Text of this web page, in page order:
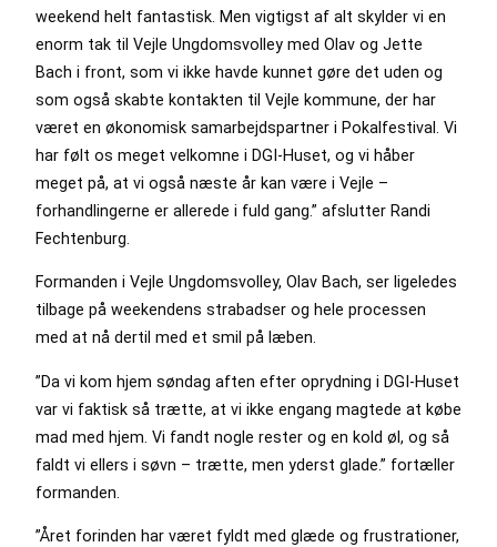
weekend helt fantastisk. Men vigtigst af alt skylder vi en
enorm tak til Vejle Ungdomsvolley med Olav og Jette
Bach i front, som vi ikke havde kunnet gøre det uden og
som også skabte kontakten til Vejle kommune, der har
været en økonomisk samarbejdspartner i Pokalfestival. Vi
har følt os meget velkomne i DGI-Huset, og vi håber
meget på, at vi også næste år kan være i Vejle –
forhandlingerne er allerede i fuld gang.” afslutter Randi
Fechtenburg.
Formanden i Vejle Ungdomsvolley, Olav Bach, ser ligeledes
tilbage på weekendens strabadser og hele processen
med at nå dertil med et smil på læben.
”Da vi kom hjem søndag aften efter oprydning i DGI-Huset
var vi faktisk så trætte, at vi ikke engang magtede at købe
mad med hjem. Vi fandt nogle rester og en kold øl, og så
faldt vi ellers i søvn – trætte, men yderst glade.” fortæller
formanden.
”Året forinden har været fyldt med glæde og frustrationer,